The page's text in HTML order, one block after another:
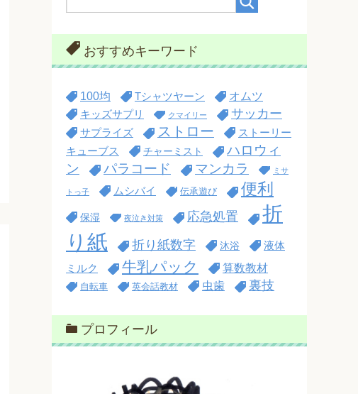
おすすめキーワード
100均 Tシャツヤーン オムツ
キッズサプリ クマイリー サッカー
サプライズ ストロー
ストーリー
キューブス
チャーミスト
ハロウィ
ン
パラコード マンカラ ミサ
トっ子 ムシバイ 伝承遊び 便利
保湿 夜泣き対策 応急処置
折
り紙
折り紙数字 沐浴
液体
ミルク
牛乳パック 算数教材
自転車 英会話教材 虫歯 裏技
プロフィール